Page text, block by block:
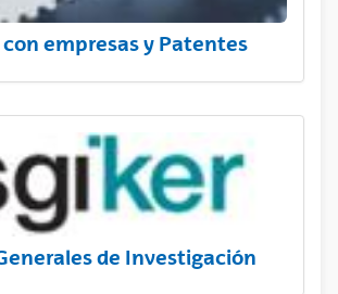
empresas y Patentes
de Investigación